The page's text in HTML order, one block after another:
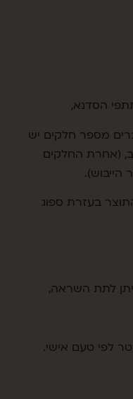
הסדנא,
מספר חלקים יש
(אחרת החלקים
הייבוש).
בעזרת ספוג
לתת השראה,
לפי טעם אישי.